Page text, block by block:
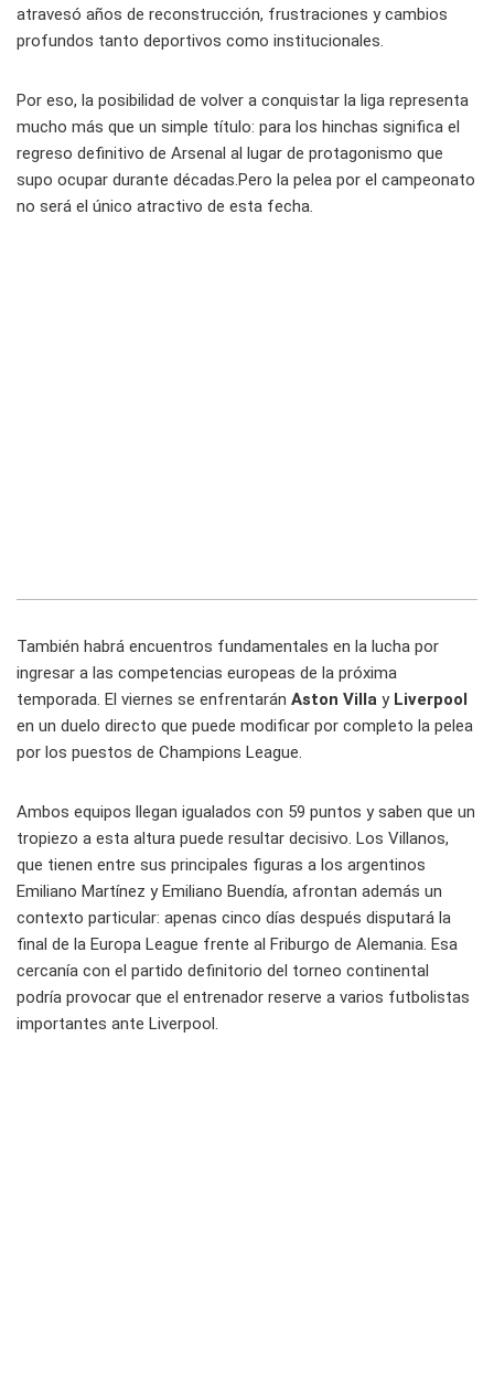
atravesó años de reconstrucción, frustraciones y cambios
profundos tanto deportivos como institucionales.
Por eso, la posibilidad de volver a conquistar la liga representa
mucho más que un simple título: para los hinchas significa el
regreso definitivo de Arsenal al lugar de protagonismo que
supo ocupar durante décadas.Pero la pelea por el campeonato
no será el único atractivo de esta fecha.
También habrá encuentros fundamentales en la lucha por
ingresar a las competencias europeas de la próxima
temporada. El viernes se enfrentarán Aston Villa y Liverpool
en un duelo directo que puede modificar por completo la pelea
por los puestos de Champions League.
Ambos equipos llegan igualados con 59 puntos y saben que un
tropiezo a esta altura puede resultar decisivo. Los Villanos,
que tienen entre sus principales figuras a los argentinos
Emiliano Martínez y Emiliano Buendía, afrontan además un
contexto particular: apenas cinco días después disputará la
final de la Europa League frente al Friburgo de Alemania. Esa
cercanía con el partido definitorio del torneo continental
podría provocar que el entrenador reserve a varios futbolistas
importantes ante Liverpool.